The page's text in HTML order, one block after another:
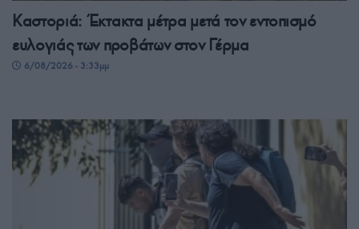
Καστοριά: Έκτακτα μέτρα μετά τον εντοπισμό
ευλογιάς των προβάτων στον Γέρμα
6/08/2026 - 3:33μμ